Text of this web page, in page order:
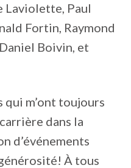
Laviolette, Paul
Fortin, Raymond
Boivin, et
qui m’ont toujours
dans la
d’événements
À tous